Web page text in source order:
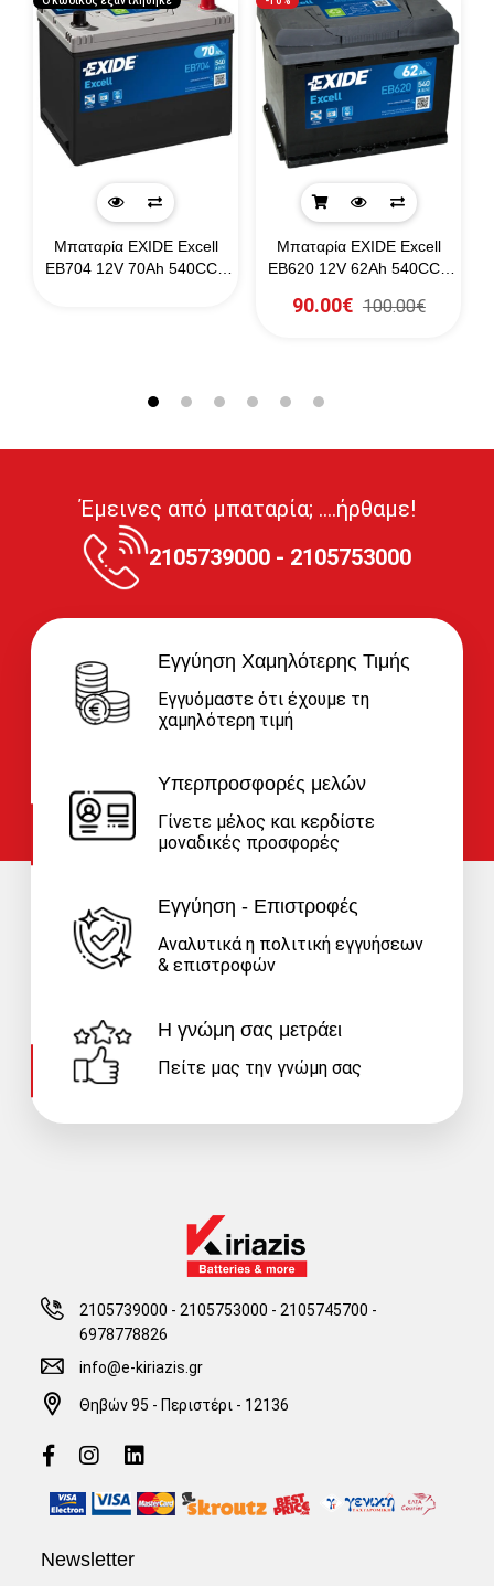
Μπαταρία EXIDE Excell
EB704 12V 70Ah 540CCA
Μπαταρία EXIDE Excell
EB620 12V 62Ah 540CCA
90.00€ 100.00€
Έμεινες από μπαταρία; ....ήρθαμε!
2105739000 - 2105753000
Εγγύηση Χαμηλότερης Τιμής
Εγγυόμαστε ότι έχουμε τη
χαμηλότερη τιμή
Υπερπροσφορές μελών
Γίνετε μέλος και κερδίστε
μοναδικές προσφορές
Εγγύηση - Επιστροφές
Αναλυτικά η πολιτική εγγυήσεων
& επιστροφών
Η γνώμη σας μετράει
Πείτε μας την γνώμη σας
2105739000 - 2105753000 - 2105745700 -
6978778826
info@e-kiriazis.gr
Θηβών 95 - Περιστέρι - 12136
Newsletter